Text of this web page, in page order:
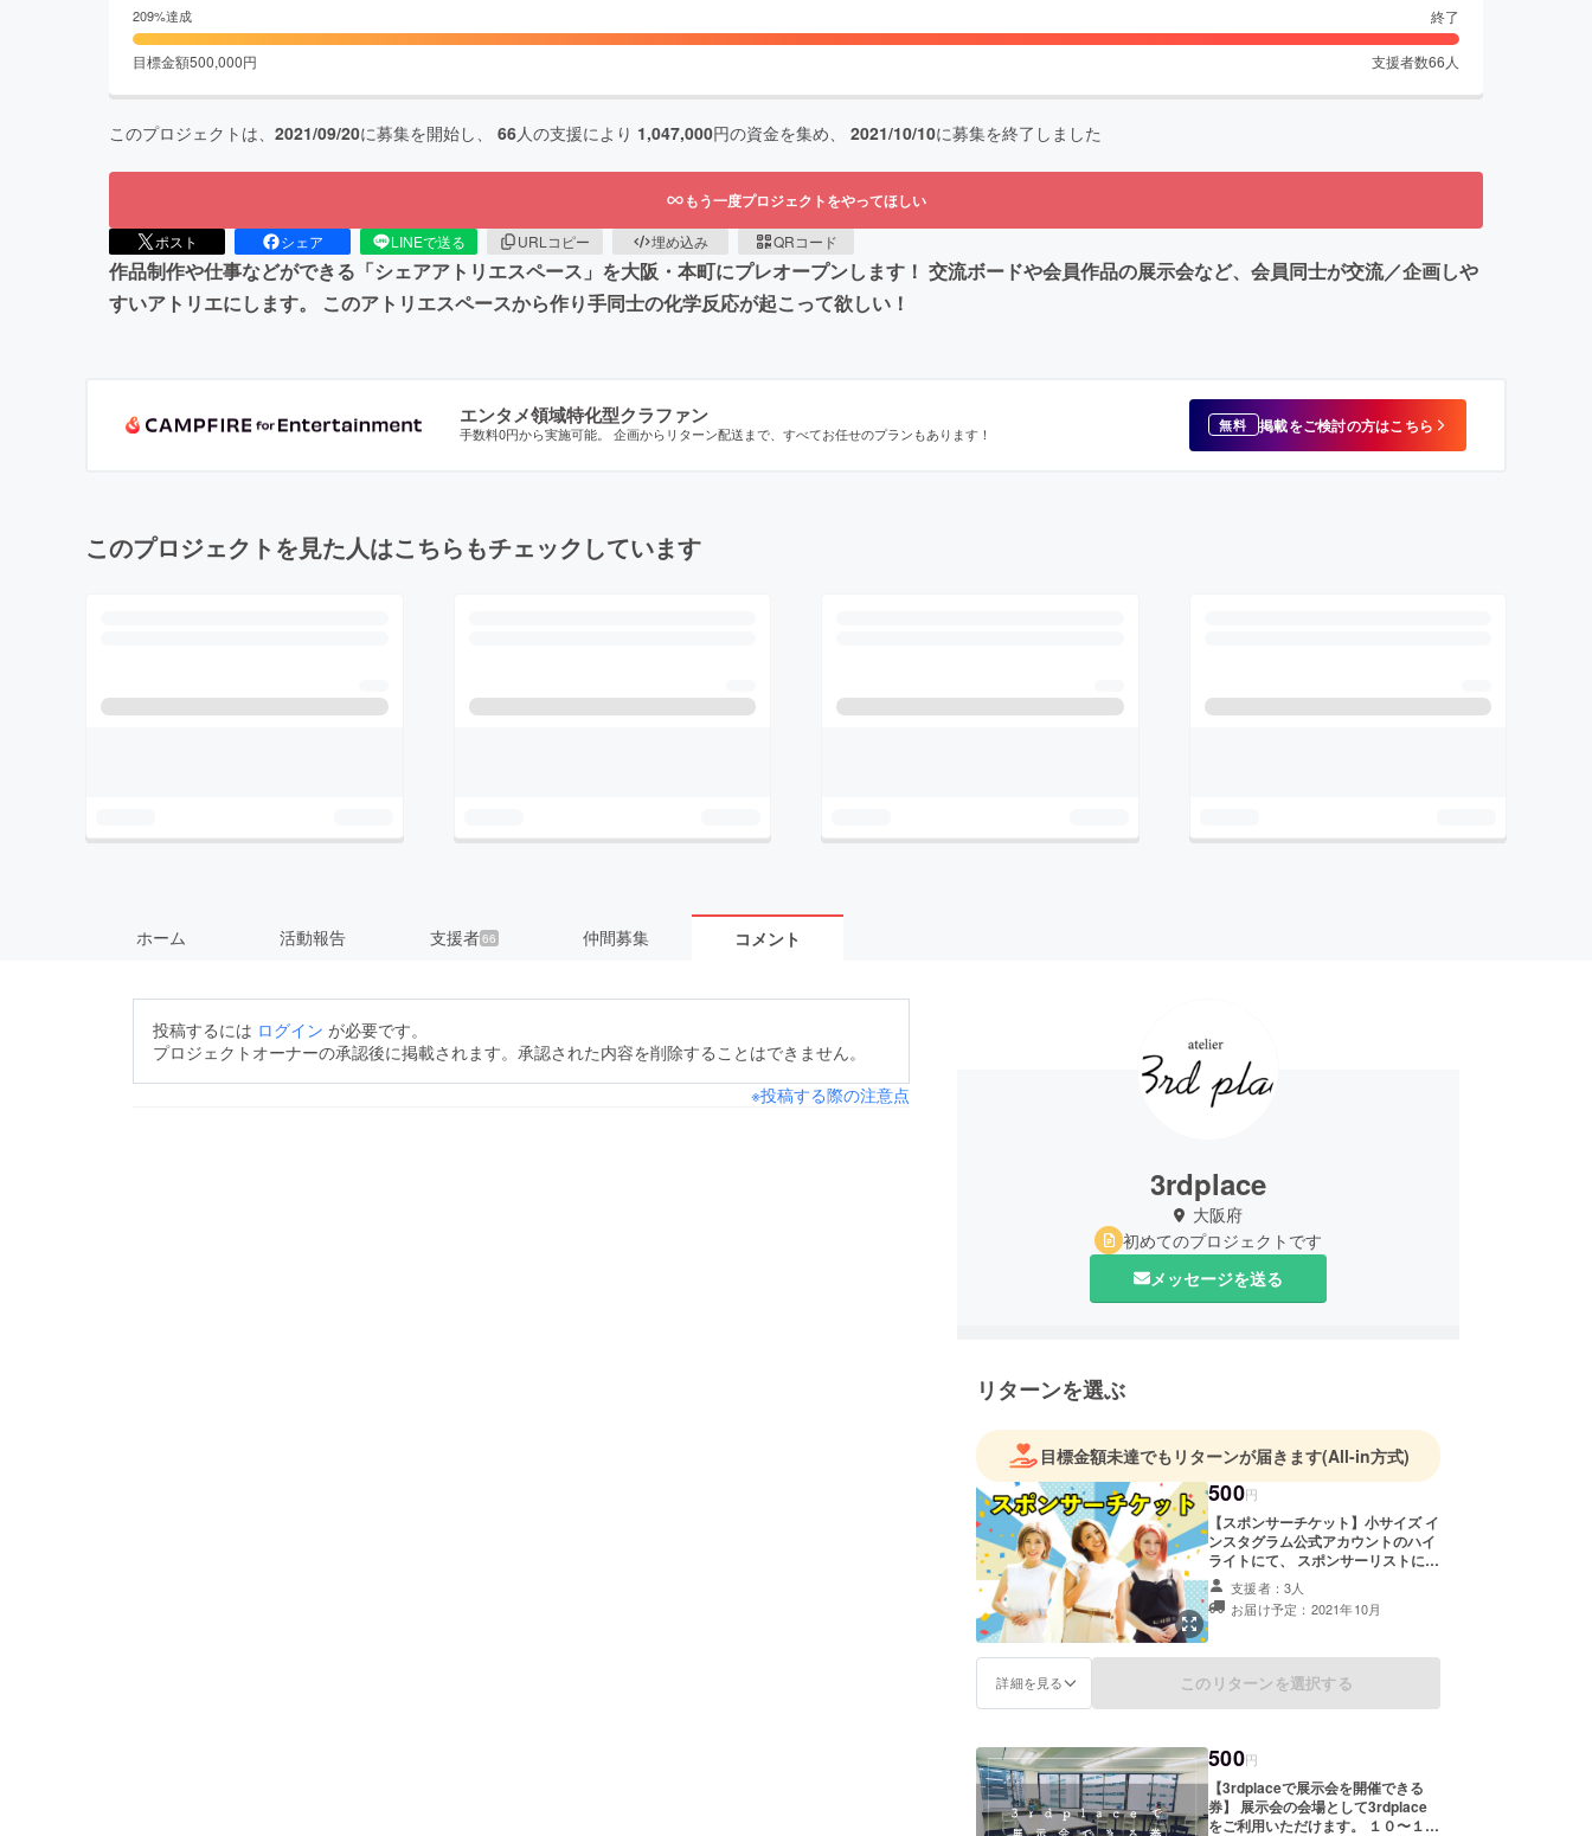
209%達成 終了
目標金額500,000円 支援者数66 人
このプロジェクトは、 2021/09/20に募集を開始し、 66人の支援により 1,047,000円の資金を集め、 2021/10/10に募集を終了しました
もう一度プロジェクトをやってほしい
ポスト シェア LINEで送る URLコピー 埋め込み QRコード
作品制作や仕事などができる「シェアアトリエスペース」を大阪・本町にプレオープンします！ 交流ボードや会員作品の展示会など、会員同士が交流／企画しや
すいアトリエにします。 このアトリエスペースから作り手同士の化学反応が起こって欲しい！
エンタメ領域特化型クラファン
手数料0円から実施可能。 企画からリターン配送まで、すべてお任せのプランもあります！ 無料 掲載をご検討の方はこちら
このプロジェクトを見た人はこちらもチェックしています
ホーム 活動報告 支援者66 仲間募集 コメント
投稿するには ログイン が必要です。
プロジェクトオーナーの承認後に掲載されます。承認された内容を削除することはできません。
※投稿する際の注意点
3rdplace
大阪府
初めてのプロジェクトです
メッセージを送る
リターンを選ぶ
目標金額未達でもリターンが届きます(All-in方式)
500円
【スポンサーチケット】小サイズ イ
ンスタグラム公式アカウントのハイ
ライトにて、 スポンサーリストにお
名前を掲載いたします。 ※備考欄に
ご希望の掲載名を記入してくださ
い。
支援者：3人
お届け予定：2021年10月
詳細を見る このリターンを選択する
500円
【3rdplaceで展示会を開催できる
券】 展示会の会場として3rdplace
をご利用いただけます。 １０〜１２